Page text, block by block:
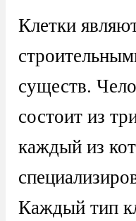
Клетки
существ.
состоит из
каждый из
Каждый тип